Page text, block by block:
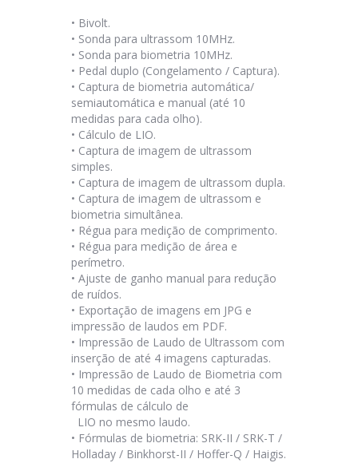
• Bivolt.
• Sonda para ultrassom 10MHz.
• Sonda para biometria 10MHz.
• Pedal duplo (Congelamento / Captura).
• Captura de biometria automática/
semiautomática e manual (até 10
medidas para cada olho).
• Cálculo de LIO.
• Captura de imagem de ultrassom
simples.
• Captura de imagem de ultrassom dupla.
• Captura de imagem de ultrassom e
biometria simultânea.
• Régua para medição de comprimento.
• Régua para medição de área e
perímetro.
• Ajuste de ganho manual para redução
de ruídos.
• Exportação de imagens em JPG e
impressão de laudos em PDF.
• Impressão de Laudo de Ultrassom com
inserção de até 4 imagens capturadas.
• Impressão de Laudo de Biometria com
10 medidas de cada olho e até 3
fórmulas de cálculo de
LIO no mesmo laudo.
• Fórmulas de biometria: SRK-II / SRK-T /
Holladay / Binkhorst-II / Hoffer-Q / Haigis.